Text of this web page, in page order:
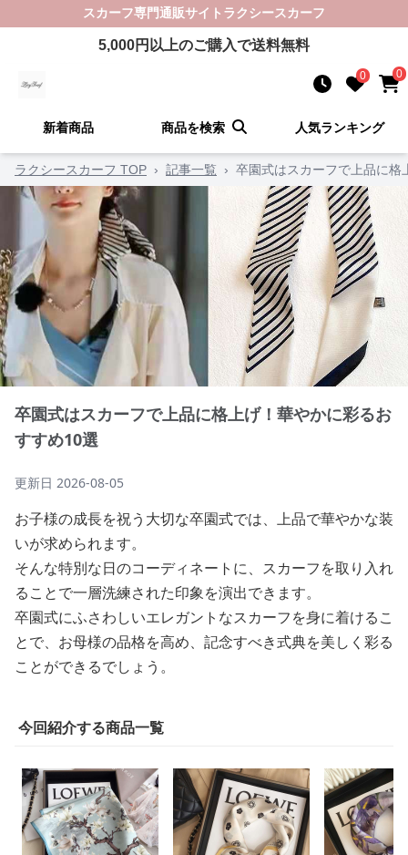
スカーフ専門通販サイト ラクシースカーフ
5,000円以上のご購入で送料無料
0 0
新着商品 商品を検索 人気ランキング
ラクシースカーフ TOP › 記事一覧 › 卒園式はスカーフで上品に格
卒園式はスカーフで上品に格上げ！華やかに彩るお
すすめ10選
更新日 2026-08-05
お子様の成長を祝う大切な卒園式では、上品で華やかな装
いが求められます。
そんな特別な日のコーディネートに、スカーフを取り入れ
ることで一層洗練された印象を演出できます。
卒園式にふさわしいエレガントなスカーフを身に着けるこ
とで、お母様の品格を高め、記念すべき式典を美しく彩る
ことができるでしょう。
今回紹介する商品一覧